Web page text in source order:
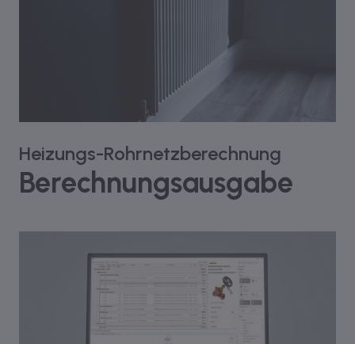
Heizungs-Rohrnetzberechnung
Berechnungsausgabe